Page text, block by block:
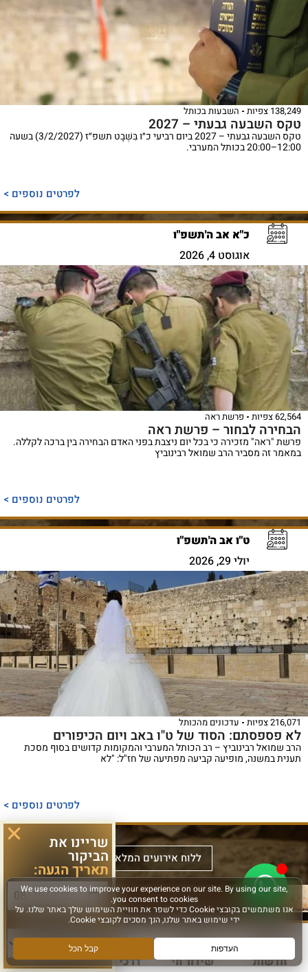
138,249 צפיות השבעות בכותל
טקס השבעה גבעתי – 2027
טקס השבעה גבעתי – 2027 ביום רביעי כ״ו בִּשְׁבָט תשפ״ז (3/2/2027) בשעה
12:00–20:00 בכותל המערבי.
לפרטים נוספים >
כ"א אב ה'תשפ"ו
אוגוסט 4, 2026
62,564 צפיות פרשת ראה
הבחירה לבחור – פרשת ראה
פרשת "ראה" מזכירה כי בכל יום ניצבת בפני האדם הבחירה בין ברכה לקללה.
במאמר זה מסביר הרב שמואל רבינוביץ
לפרטים נוספים >
ט"ו אב ה'תשפ"ו
יולי 29, 2026
216,071 צפיות עדכונים מהכותל
לא פספסתם: הסוד של ט"ו באב ויום הכיפורים
הרב שמואל רבינוביץ – רב הכותל המערבי והמקומות קדושים בסוף מסכת
תענית במשנה, מופיעה קביעה מפתיעה של חז"ל: "לא
לפרטים נוספים >
ללוח אירועים המלא >
לראשונה,
מכלול
הדינים
והמנהגים
לכותל
באמצעות
תמונות
וציורים
אלבום
אלבומי
מפואר
המשחזר
את
על
מעוצב
חדשות שידור חי דרכי הגעה עוד
שריינו את
הביקור
תאריך הגעה:
סוג פעילות: